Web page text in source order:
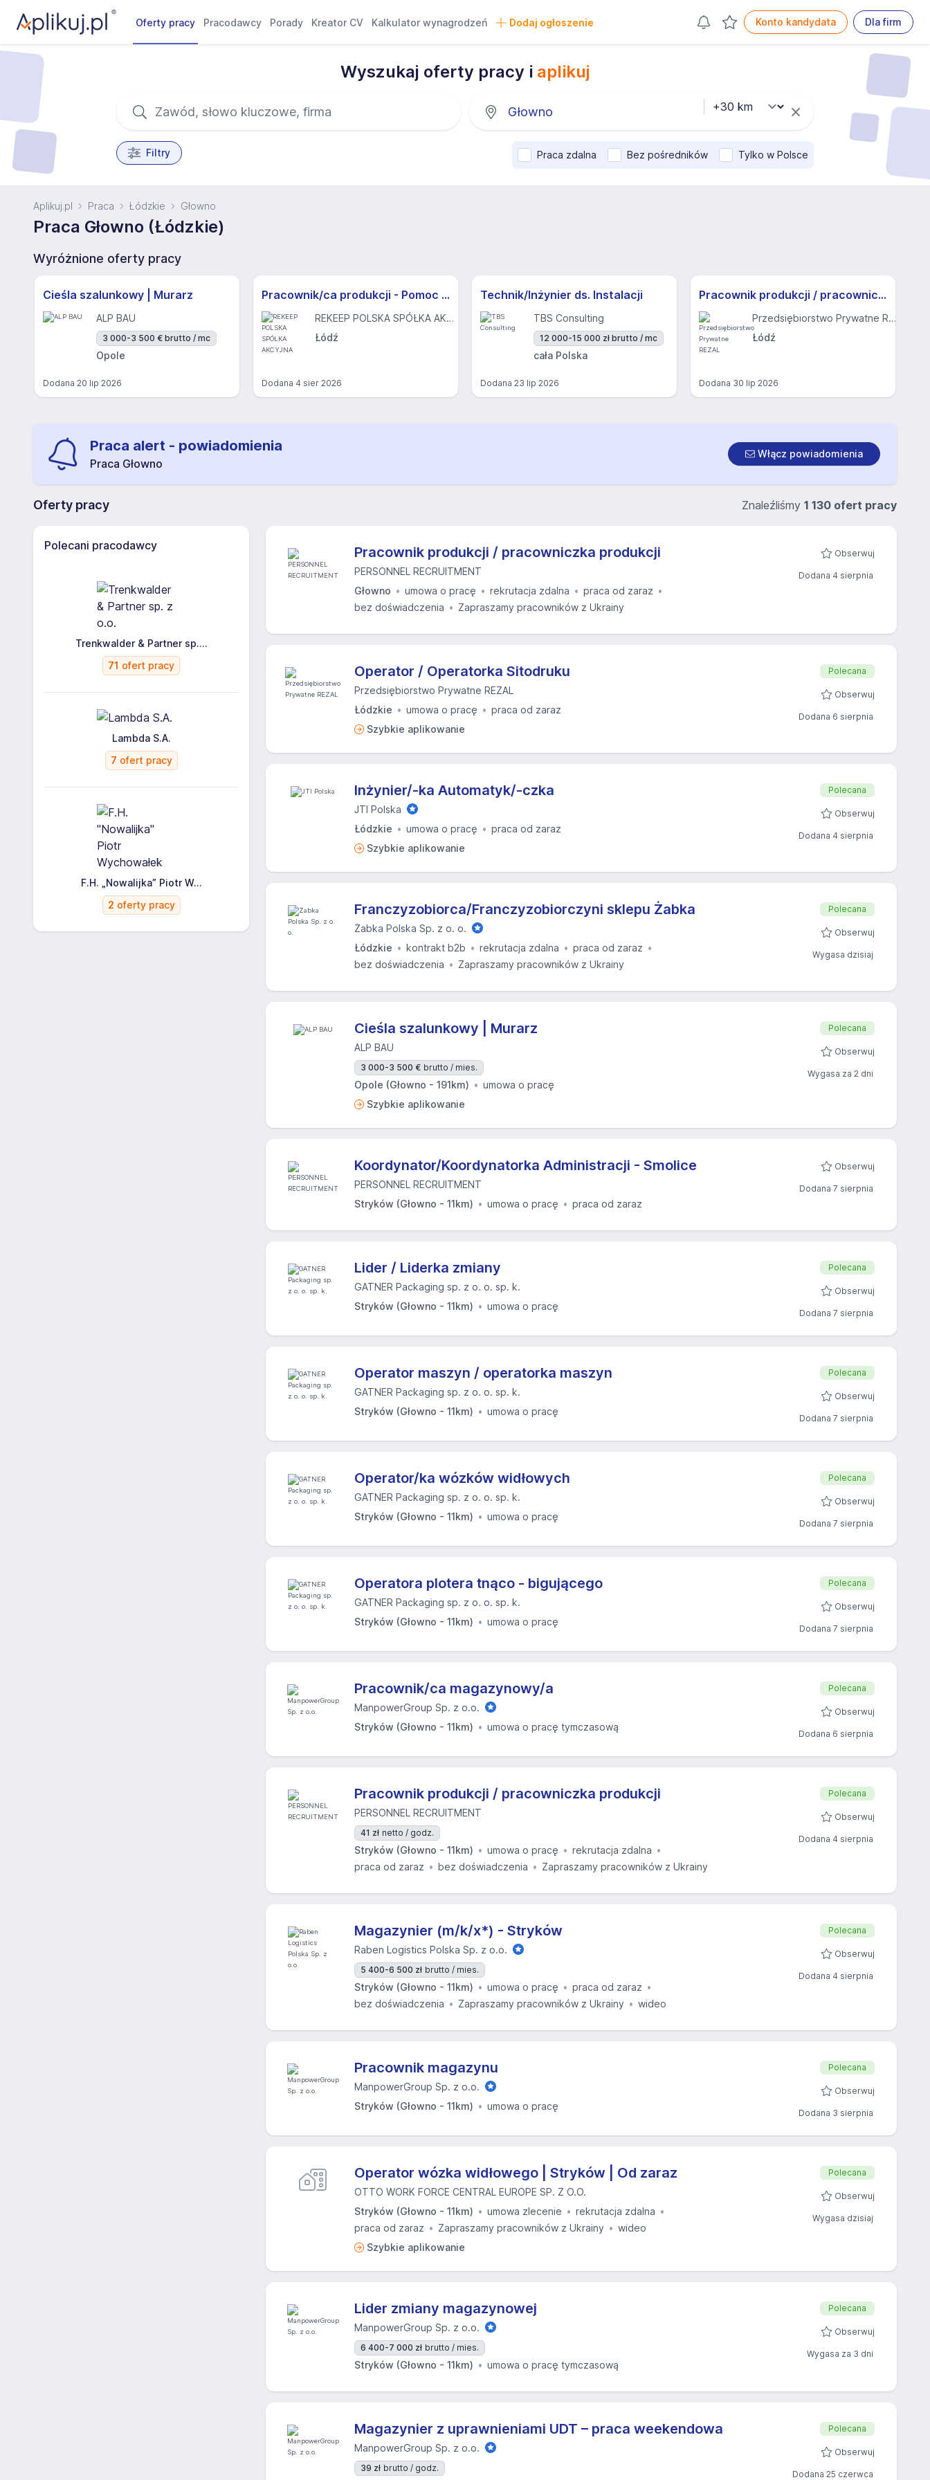
Oferty pracy Pracodawcy Porady Kreator CV Kalkulator wynagrodzeń Dodaj ogłoszenie Konto kandydata Dla firm
Wyszukaj oferty pracy i aplikuj
Filtry Praca zdalna Bez pośredników Tylko w Polsce
Aplikuj.pl Praca Łódzkie Głowno
Praca Głowno (Łódzkie)
Wyróżnione oferty pracy
Cieśla szalunkowy | Murarz
ALP BAU
3 000-3 500 € brutto / mc
Opole
Dodana 20 lip 2026
Pracownik/ca produkcji - Pomoc Kuchenna
REKEEP POLSKA SPÓŁKA AKCYJNA
Łódź
Dodana 4 sier 2026
Technik/Inżynier ds. Instalacji
TBS Consulting
12 000-15 000 zł brutto / mc
cała Polska
Dodana 23 lip 2026
Pracownik produkcji / pracowniczka produkcji
Przedsiębiorstwo Prywatne REZAL
Łódź
Dodana 30 lip 2026
Praca alert - powiadomienia
Praca Głowno
Włącz powiadomienia
Oferty pracy Znaleźliśmy 1 130 ofert pracy
Polecani pracodawcy
Trenkwalder & Partner sp....
71 ofert pracy
Lambda S.A.
7 ofert pracy
F.H. „Nowalijka” Piotr W...
2 oferty pracy
Pracownik produkcji / pracowniczka produkcji
PERSONNEL RECRUITMENT
Głowno
umowa o pracę rekrutacja zdalna
praca od zaraz
bez doświadczenia
Zapraszamy pracowników z Ukrainy
Obserwuj
Dodana 4 sierpnia
Operator / Operatorka Sitodruku
Przedsiębiorstwo Prywatne REZAL
Łódzkie
umowa o pracę
praca od zaraz
Szybkie aplikowanie
Polecana
Obserwuj
Dodana 6 sierpnia
Inżynier/-ka Automatyk/-czka
JTI Polska
Łódzkie
umowa o pracę
praca od zaraz
Szybkie aplikowanie
Polecana
Obserwuj
Dodana 4 sierpnia
Franczyzobiorca/Franczyzobiorczyni sklepu Żabka
Żabka Polska Sp. z o. o.
Łódzkie
kontrakt b2b rekrutacja zdalna
praca od zaraz
bez doświadczenia
Zapraszamy pracowników z Ukrainy
Polecana
Obserwuj
Wygasa dzisiaj
Cieśla szalunkowy | Murarz
ALP BAU
3 000-3 500 € brutto / mies.
Opole (Głowno - 191km)
umowa o pracę
Szybkie aplikowanie
Polecana
Obserwuj
Wygasa za 2 dni
Koordynator/Koordynatorka Administracji - Smolice
PERSONNEL RECRUITMENT
Stryków (Głowno - 11km)
umowa o pracę praca od zaraz
Obserwuj
Dodana 7 sierpnia
Lider / Liderka zmiany
GATNER Packaging sp. z o. o. sp. k.
Stryków (Głowno - 11km)
umowa o pracę
Polecana
Obserwuj
Dodana 7 sierpnia
Operator maszyn / operatorka maszyn
GATNER Packaging sp. z o. o. sp. k.
Stryków (Głowno - 11km)
umowa o pracę
Polecana
Obserwuj
Dodana 7 sierpnia
Operator/ka wózków widłowych
GATNER Packaging sp. z o. o. sp. k.
Stryków (Głowno - 11km)
umowa o pracę
Polecana
Obserwuj
Dodana 7 sierpnia
Operatora plotera tnąco - bigującego
GATNER Packaging sp. z o. o. sp. k.
Stryków (Głowno - 11km)
umowa o pracę
Polecana
Obserwuj
Dodana 7 sierpnia
Pracownik/ca magazynowy/a
ManpowerGroup Sp. z o.o.
Stryków (Głowno - 11km)
umowa o pracę tymczasową
Polecana
Obserwuj
Dodana 6 sierpnia
Pracownik produkcji / pracowniczka produkcji
PERSONNEL RECRUITMENT
41 zł netto / godz.
Stryków (Głowno - 11km) umowa o pracę
rekrutacja zdalna
praca od zaraz
bez doświadczenia Zapraszamy pracowników z Ukrainy
Polecana
Obserwuj
Dodana 4 sierpnia
Magazynier (m/k/x*) - Stryków
Raben Logistics Polska Sp. z o.o.
5 400-6 500 zł brutto / mies.
Stryków (Głowno - 11km) umowa o pracę
praca od zaraz
bez doświadczenia
Zapraszamy pracowników z Ukrainy wideo
Polecana
Obserwuj
Dodana 4 sierpnia
Pracownik magazynu
ManpowerGroup Sp. z o.o.
Stryków (Głowno - 11km)
umowa o pracę
Polecana
Obserwuj
Dodana 3 sierpnia
Operator wózka widłowego | Stryków | Od zaraz
OTTO WORK FORCE CENTRAL EUROPE SP. Z O.O.
Stryków (Głowno - 11km)
umowa zlecenie
rekrutacja zdalna
praca od zaraz
Zapraszamy pracowników z Ukrainy
wideo
Szybkie aplikowanie
Polecana
Obserwuj
Wygasa dzisiaj
Lider zmiany magazynowej
ManpowerGroup Sp. z o.o.
6 400-7 000 zł brutto / mies.
Stryków (Głowno - 11km) umowa o pracę tymczasową
Polecana
Obserwuj
Wygasa za 3 dni
Magazynier z uprawnieniami UDT – praca weekendowa
ManpowerGroup Sp. z o.o.
39 zł brutto / godz.
Polecana
Obserwuj
Dodana 25 czerwca